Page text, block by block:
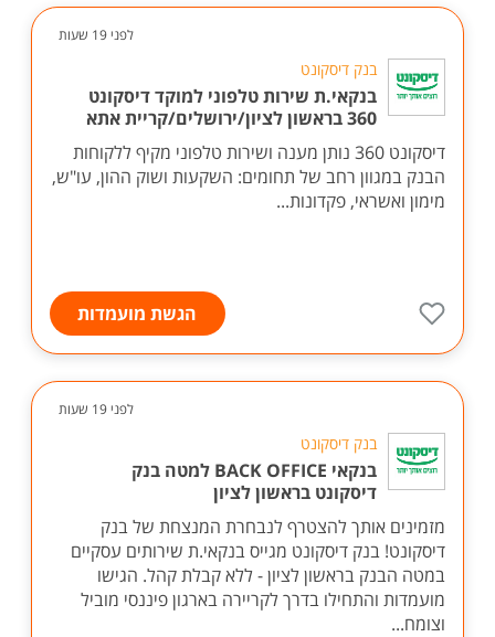
לפני 19 שעות
בנק דיסקונט
בנקאי.ת שירות טלפוני למוקד דיסקונט
360 בראשון לציון/ירושלים/קריית אתא
דיסקונט 360 נותן מענה ושירות טלפוני מקיף ללקוחות
הבנק במגוון רחב של תחומים: השקעות ושוק ההון, עו"ש,
מימון ואשראי, פקדונות...
הגשת מועמדות
לפני 19 שעות
בנק דיסקונט
בנקאי BACK OFFICE למטה בנק
דיסקונט בראשון לציון
מזמינים אותך להצטרף לנבחרת המנצחת של בנק
דיסקונט! בנק דיסקונט מגייס בנקאי.ת שירותים עסקיים
במטה הבנק בראשון לציון - ללא קבלת קהל. הגישו
מועמדות והתחילו בדרך לקריירה בארגון פיננסי מוביל
וצומח...